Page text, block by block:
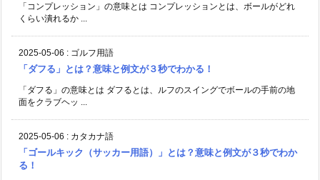
「コンプレッション」の意味とは コンプレッションとは、ボールがどれ
くらい潰れるか ...
2025-05-06 : ゴルフ用語
「ダフる」とは？意味と例文が３秒でわかる！
「ダフる」の意味とは ダフるとは、ルフのスイングでボールの手前の地
面をクラブヘッ ...
2025-05-06 : カタカナ語
「ゴールキック（サッカー用語）」とは？意味と例文が３秒でわか
る！